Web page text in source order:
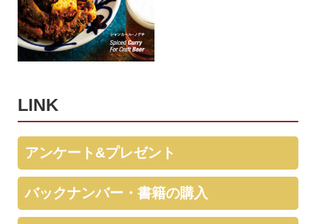
LINK
アンケート&プレゼント
バックナンバー・書籍の購入